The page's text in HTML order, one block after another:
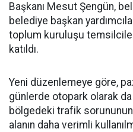
Başkanı Mesut Şengün,
belediye başkan
toplum kuruluşu
katıldı.
Yeni düzenlemeye göre,
günlerde otopark olarak
bölgedeki trafik
alanın daha verimli